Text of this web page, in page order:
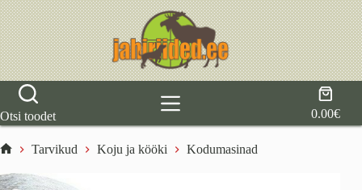
Skip
to
content
Otsi toodet
cart
0.00€
Tarvikud Koju ja kööki Kodumasinad